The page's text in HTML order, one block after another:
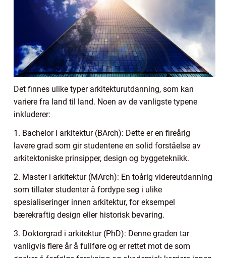
Det finnes ulike typer arkitekturutdanning, som kan
variere fra land til land. Noen av de vanligste typene
inkluderer:
1. Bachelor i arkitektur (BArch): Dette er en fireårig
lavere grad som gir studentene en solid forståelse av
arkitektoniske prinsipper, design og byggeteknikk.
2. Master i arkitektur (MArch): En toårig videreutdanning
som tillater studenter å fordype seg i ulike
spesialiseringer innen arkitektur, for eksempel
bærekraftig design eller historisk bevaring.
3. Doktorgrad i arkitektur (PhD): Denne graden tar
vanligvis flere år å fullføre og er rettet mot de som